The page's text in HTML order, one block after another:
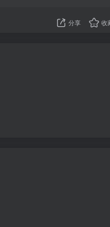
分享 收